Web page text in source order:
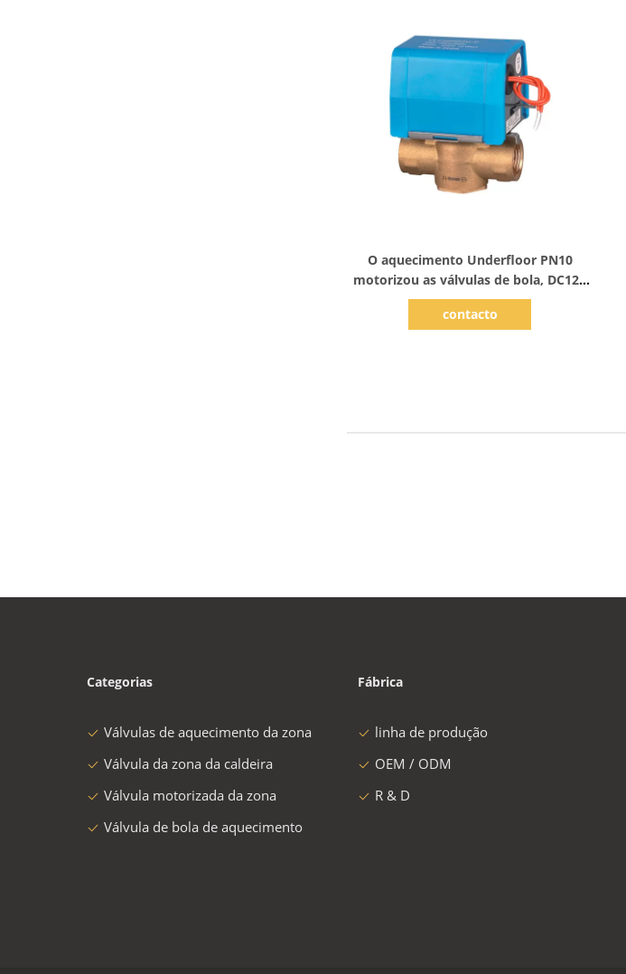
O aquecimento Underfloor PN10
motorizou as válvulas de bola, DC12V
as válvulas de 1 bola de bronze da
polegada
contacto
Categorias
Válvulas de aquecimento da zona
Válvula da zona da caldeira
Válvula motorizada da zona
Válvula de bola de aquecimento
Fábrica
linha de produção
OEM / ODM
R & D